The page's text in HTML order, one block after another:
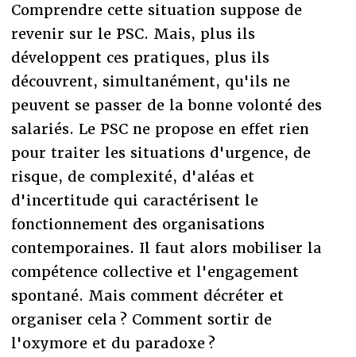
Comprendre cette situation suppose de
revenir sur le PSC. Mais, plus ils
développent ces pratiques, plus ils
découvrent, simultanément, qu'ils ne
peuvent se passer de la bonne volonté des
salariés. Le PSC ne propose en effet rien
pour traiter les situations d'urgence, de
risque, de complexité, d'aléas et
d'incertitude qui caractérisent le
fonctionnement des organisations
contemporaines. Il faut alors mobiliser la
compétence collective et l'engagement
spontané. Mais comment décréter et
organiser cela ? Comment sortir de
l'oxymore et du paradoxe ?